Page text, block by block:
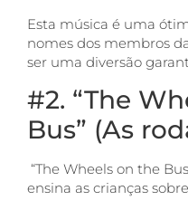
Esta música é uma
nomes dos membros
ser uma diversão
#2. “The
Bus” (As
“The Wheels on the
ensina as crianças